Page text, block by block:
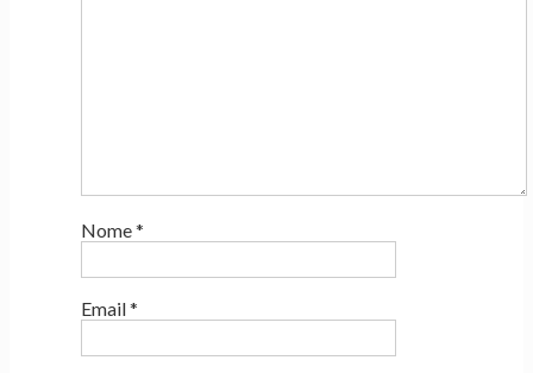
Nome*
Email*